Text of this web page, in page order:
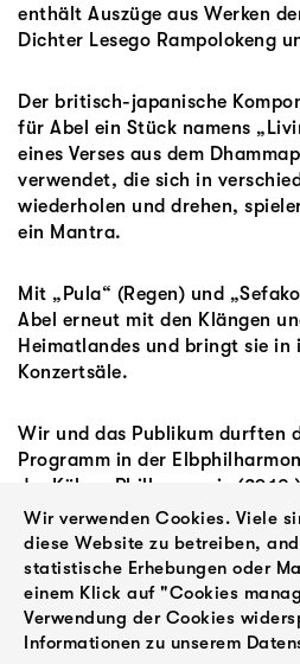
enthält Auszüge aus Werken
Dichter Lesego Rampolokeng
Der britisch-japanische
für Abel ein Stück namens
eines Verses aus dem
verwendet, die sich in
wiederholen und drehen,
ein Mantra.
Mit „Pula“ (Regen) und
Abel erneut mit den Klängen
Heimatlandes und bringt sie
Konzertsäle.
Wir und das Publikum durften
Programm in der
der Kölner Philharmonie
Berlin (06.11.), in der
(07.11.) und im
(08.11.2025) erleben.
Wir verwenden Cookies. Viele
diese Website zu betreiben,
statistische Erhebungen oder
einem Klick auf "Cookies
Verwendung der Cookies
Informationen zu unserem